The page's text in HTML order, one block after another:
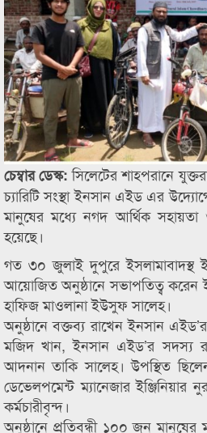
চেম্বার ডেস্ক:সিলেটের শাহপরানে
চ্যারিটি সংস্থা ইনসান এইড এর
মানুষের মধ্যে নগদ আর্থিক সহায়তা
হয়েছে।
গত ৩০ জুলাই দুপুরে ইসলামাবাদস্থ
আয়োজিত অনুষ্ঠানে সভাপতিত্ব করেন
হাফিজ মাওলানা ইউসুফ সালেহ।
অনুষ্ঠানে বক্তব্য রাখেন ইনসান
মজিদ খান, ইনসান এইড’র সদস্য
আদনান তাকি সালেহ। উপস্থিত
ডেভেলপমেন্ট ম্যানেজার ইঞ্জিনিয়ার
কর্মচারীবৃন্দ।
অনুষ্ঠানে প্রতিবন্ধী ১০০ জন